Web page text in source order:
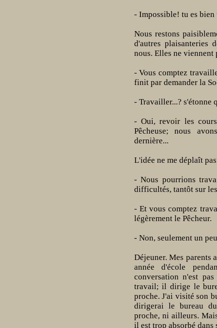
- Impossible! tu es bien
Nous restons
d'autres plaisanteries
nous. Elles ne viennent
- Vous comptez
finit par demander la
- Travailler...? s'étonne
- Oui, revoir les
Pêcheuse; nous
dernière...
L'idée ne me déplaît
- Nous pourrions
difficultés, tantôt sur
- Et vous comptez
légèrement le Pêcheur.
- Non, seulement un
Déjeuner. Mes parents
année d'école
conversation n'est
travail; il dirige le
proche. J'ai visité son
dirigerai le bureau
proche, ni ailleurs.
il est trop absorbé